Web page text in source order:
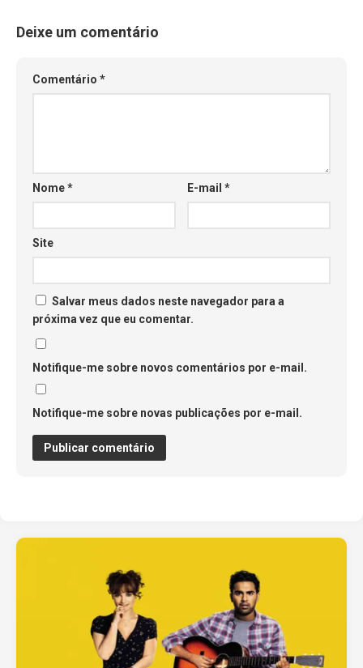
Deixe um comentário
Comentário *
Nome* E-mail*
Site
Salvar meus dados neste navegador para a
próxima vez que eu comentar.
Notifique-me sobre novos comentários por e-mail.
Notifique-me sobre novas publicações por e-mail.